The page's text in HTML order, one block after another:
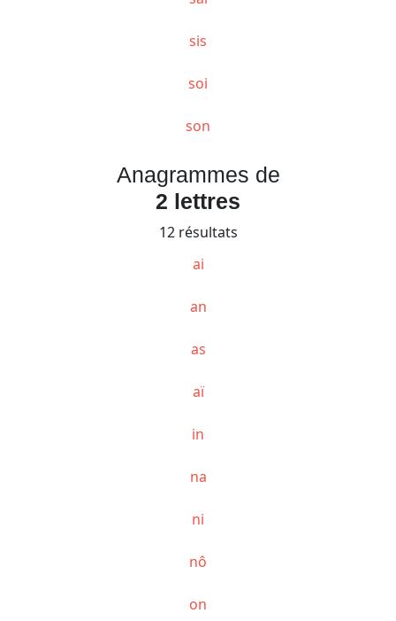
sis
soi
son
Anagrammes de
2 lettres
12 résultats
ai
an
as
aï
in
na
ni
nô
on